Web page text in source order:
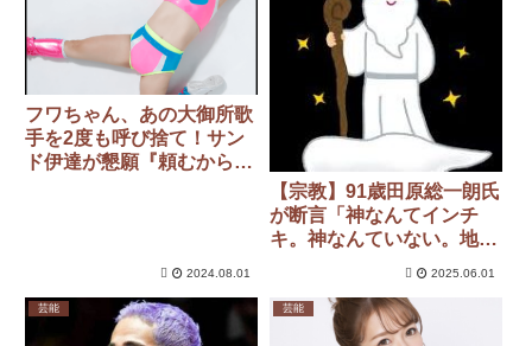
フワちゃん、あの大御所歌
手を2度も呼び捨て！サン
ド伊達が懇願『頼むから敬
2024.08.01
【宗教】91歳田原総一朗氏
が断言「神なんてインチ
キ。神なんていない。地球
2025.06.01
芸能 芸能